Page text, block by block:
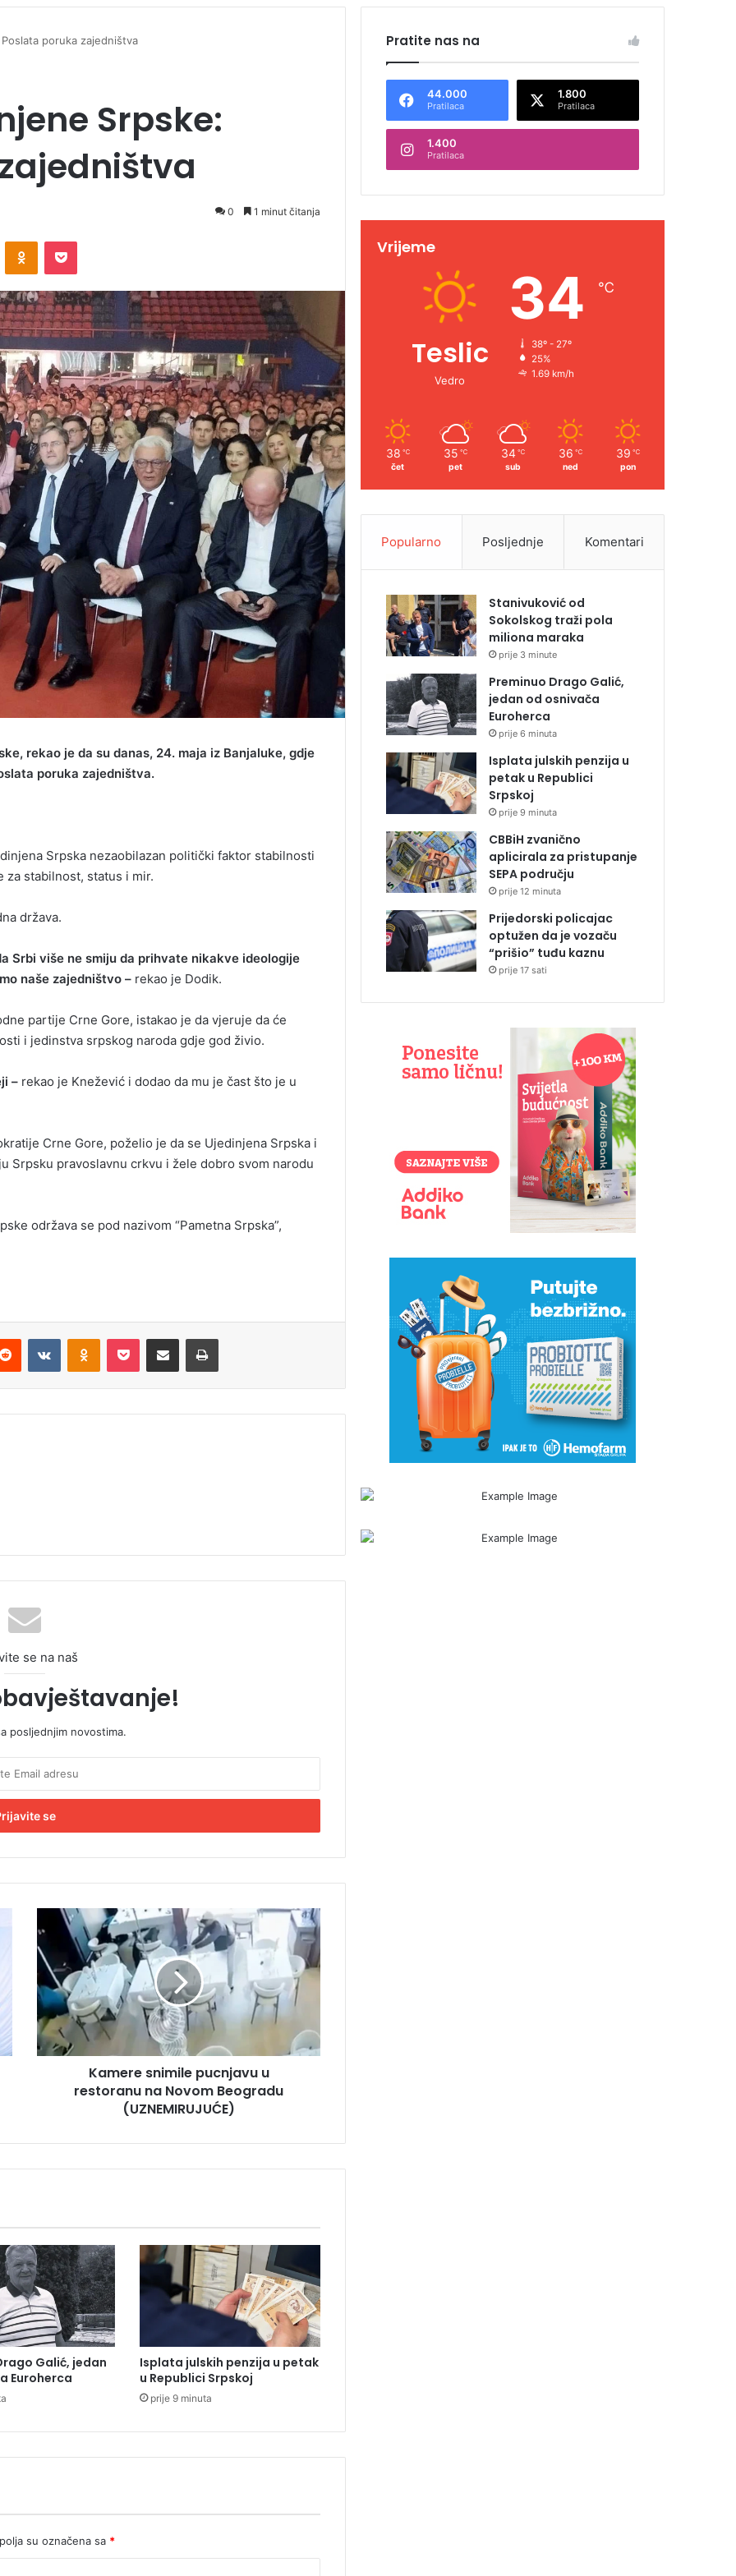
poruka zajedništva
Srpske:
0 1 minut čitanja
rekao je da su danas, 24. maja iz Banjaluke, gdje
poruka zajedništva.
Srpska nezaobilazan politički faktor stabilnosti
za stabilnost, status i mir.
država.
Srbi više ne smiju da prihvate nikakve ideologije
naše zajedništvo – rekao je Dodik.
partije Crne Gore, istakao je da vjeruje da će
i jedinstva srpskog naroda gdje god živio.
– rekao je Knežević i dodao da mu je čast što je u
Crne Gore, poželio je da se Ujedinjena Srpska i
Srpsku pravoslavnu crkvu i žele dobro svom narodu
održava se pod nazivom “Pametna Srpska”,
se na naš
posljednjim novostima.
a
m
r
e
s
n
i
p
a
v
u
u
r
e
s
t
o
r
u
v
o
Kamere snimile pucnjavu u
restoranu na Novom Beogradu
(UZNEMIRUJUĆE)
Galić, jedan
Euroherca
Isplata julskih penzija u petak
u Republici Srpskoj
prije 9 minuta
su označena sa *
Pratite nas na
44.000
Pratilaca
1.800
Pratilaca
1.400
Pratilaca
Vrijeme
Teslic
Vedro
34 ℃
38º - 27º
25%
1.69 km/h
38 ℃
čet
35 ℃
pet
34 ℃
sub
36 ℃
ned
39 ℃
pon
Popularno Posljednje Komentari
Stanivuković od
Sokolskog traži pola
miliona maraka
prije 3 minute
Preminuo Drago Galić,
jedan od osnivača
Euroherca
prije 6 minuta
Isplata julskih penzija u
petak u Republici
Srpskoj
prije 9 minuta
CBBiH zvanično
aplicirala za pristupanje
SEPA području
prije 12 minuta
Prijedorski policajac
optužen da je vozaču
“prišio” tuđu kaznu
prije 17 sati